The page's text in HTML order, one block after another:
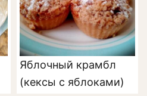
Яблочный крамбл
(кексы с яблоками)